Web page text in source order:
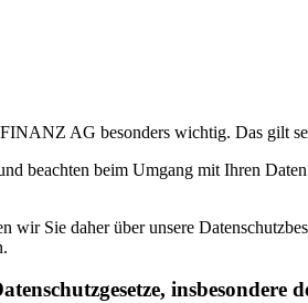
AG besonders wichtig. Das gilt
beachten beim Umgang mit Ihren
wir Sie daher über unsere
insbesondere